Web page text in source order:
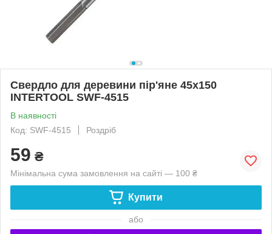
Свердло для деревини пір'яне 45x150
INTERTOOL SWF-4515
В наявності
Код: SWF-4515
Роздріб
59 ₴
Мінімальна сума замовлення на сайті — 100 ₴
Купити
або